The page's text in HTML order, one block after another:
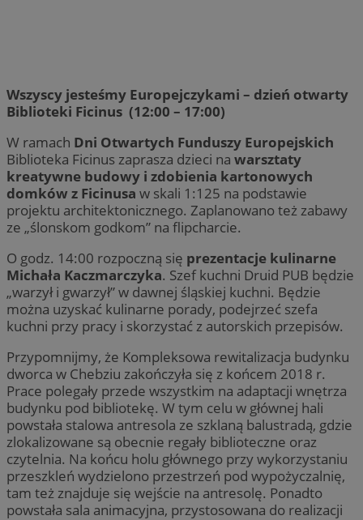
Wszyscy jesteśmy Europejczykami – dzień otwarty
Biblioteki Ficinus (12:00 – 17:00)
W ramach Dni Otwartych Funduszy Europejskich
Biblioteka Ficinus zaprasza dzieci na warsztaty
kreatywne budowy i zdobienia kartonowych
domków z Ficinusa w skali 1:125 na podstawie
projektu architektonicznego. Zaplanowano też zabawy
ze „ślonskom godkom” na flipcharcie.
O godz. 14:00 rozpoczną się prezentacje kulinarne
Michała Kaczmarczyka. Szef kuchni Druid PUB będzie
„warzył i gwarzył” w dawnej śląskiej kuchni. Będzie
można uzyskać kulinarne porady, podejrzeć szefa
kuchni przy pracy i skorzystać z autorskich przepisów.
Przypomnijmy, że Kompleksowa rewitalizacja budynku
dworca w Chebziu zakończyła się z końcem 2018 r.
Prace polegały przede wszystkim na adaptacji wnętrza
budynku pod bibliotekę. W tym celu w głównej hali
powstała stalowa antresola ze szklaną balustradą, gdzie
zlokalizowane są obecnie regały biblioteczne oraz
czytelnia. Na końcu holu głównego przy wykorzystaniu
przeszkleń wydzielono przestrzeń pod wypożyczalnię,
tam też znajduje się wejście na antresolę. Ponadto
powstała sala animacyjna, przystosowana do realizacji